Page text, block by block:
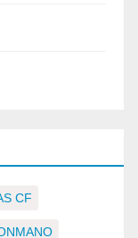
CF